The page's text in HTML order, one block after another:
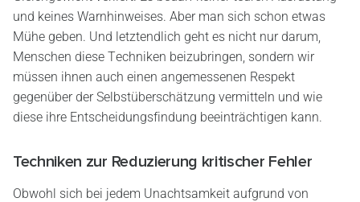
und keines Warnhinweises. Aber man sich schon etwas
Mühe geben. Und letztendlich geht es nicht nur darum,
Menschen diese Techniken beizubringen, sondern wir
müssen ihnen auch einen angemessenen Respekt
gegenüber der Selbstüberschätzung vermitteln und wie
diese ihre Entscheidungsfindung beeinträchtigen kann.
Techniken zur Reduzierung kritischer Fehler
Obwohl sich bei jedem Unachtsamkeit aufgrund von